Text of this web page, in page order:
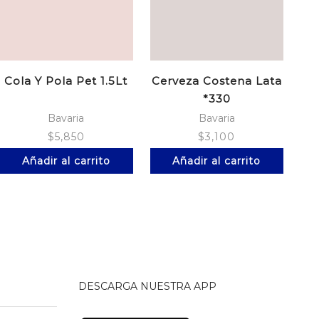
Cola Y Pola Pet 1.5Lt
Bavaria
$5,850
Añadir al carrito
Cerveza Costena Lata
*330
Bavaria
$3,100
Añadir al carrito
DESCARGA NUESTRA APP